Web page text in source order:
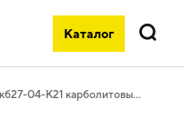
Каталог
Поиск
Патрон потолочный Пкб27-04-К21 карболитовый Е27 черный (50шт) (стикер на изделии) IEK